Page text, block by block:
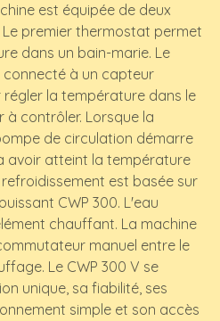
est équipée de deux
premier thermostat permet
dans un bain-marie. Le
à un capteur
la température dans le
à contrôler. Lorsque la
de circulation démarre
avoir atteint la température
est basée sur
CWP 300. L'eau
chauffant. La machine
manuel entre le
Le CWP 300 V se
unique, sa fiabilité, ses
simple et son accès